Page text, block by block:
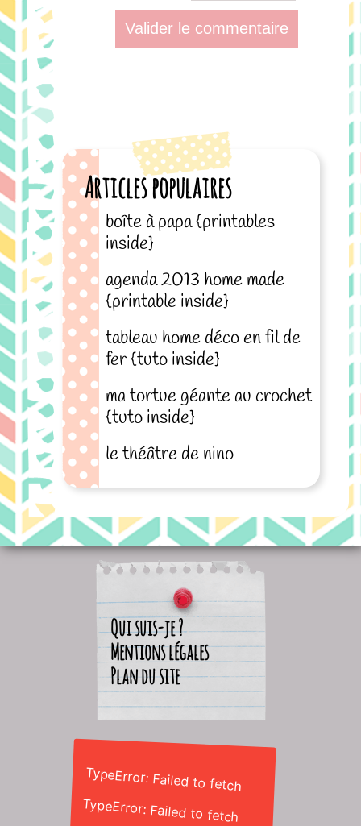
Articles populaires
boîte à papa {printables
inside}
agenda 2013 home made
{printable inside}
tableau home déco en fil de
fer {tuto inside}
ma tortue géante au crochet
{tuto inside}
le théâtre de nino
Qui suis-je ?
Mentions légales
Plan du site
TypeError: Failed to fetch
TypeError: Failed to fetch